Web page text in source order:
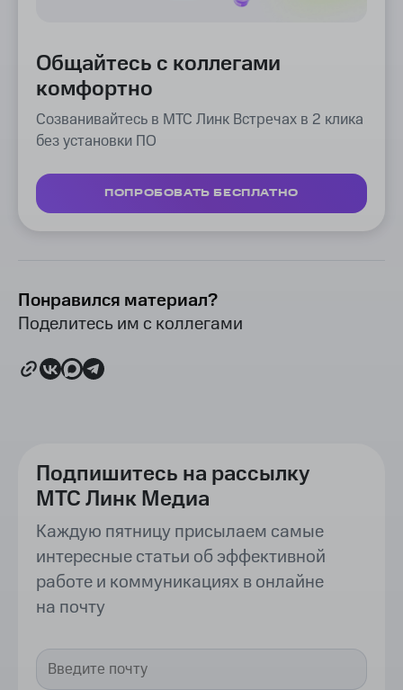
Общайтесь с коллегами
комфортно
Созванивайтесь в МТС Линк Встречах в 2 клика
без установки ПО
ПОПРОБОВАТЬ БЕСПЛАТНО
Понравился материал?
Поделитесь им с коллегами
Подпишитесь на рассылку
МТС Линк Медиа
Каждую пятницу присылаем самые
интересные статьи об эффективной
работе и коммуникациях в онлайне
на почту